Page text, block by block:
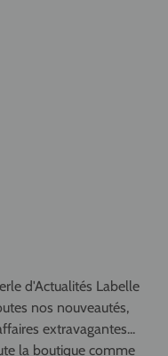
d'Actualités Labelle
nos nouveautés,
extravagantes...
la boutique comme